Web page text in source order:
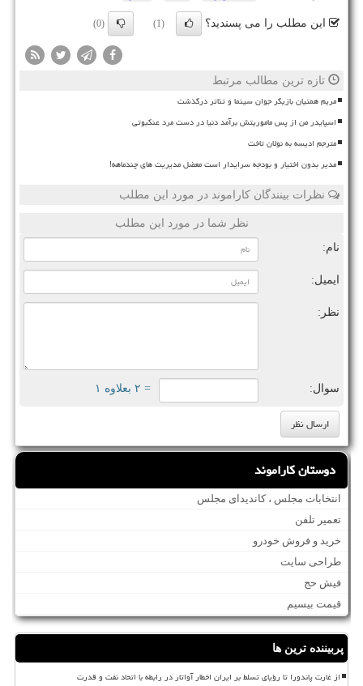
این مطلب را می پسندید؟ (1)
(0)
تازه ترین مطالب مرتبط
مریم همتیان بازیگر جوان سینما و تئاتر درگذشت
اسپایدر من از پس ماموریتش برآمد دنیا در دست مرد عنکبوتی
مترجم ادیسه به نولان تاخت
مدیر بدون اختیار و بودجه سرایدار است معضل مدیریت های چندماهه!
نظرات بینندگان کاراموند در مورد این مطلب
نظر شما در مورد این مطلب
نام:
ایمیل:
نظر:
سوال: = ۲ بعلاوه ۱
دوستان کاراموند
انتخابات مجلس ، کاندیدای مجلس
تعمیر تلفن
خرید و فروش خودرو
طراحی سایت
فیش حج
قیمت بیسیم
پربیننده ترین ها
از غارت پاندورا تا رؤیای تسلط بر ایران اخطار آواتار در رابطه با اتحاد نفت و قدرت